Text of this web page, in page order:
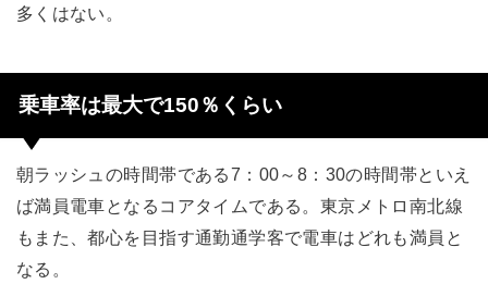
多くはない。
乗車率は最大で150％くらい
朝ラッシュの時間帯である7：00～8：30の時間帯といえ
ば満員電車となるコアタイムである。東京メトロ南北線
もまた、都心を目指す通勤通学客で電車はどれも満員と
なる。